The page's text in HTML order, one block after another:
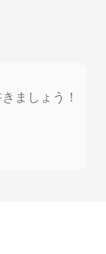
ましょう！